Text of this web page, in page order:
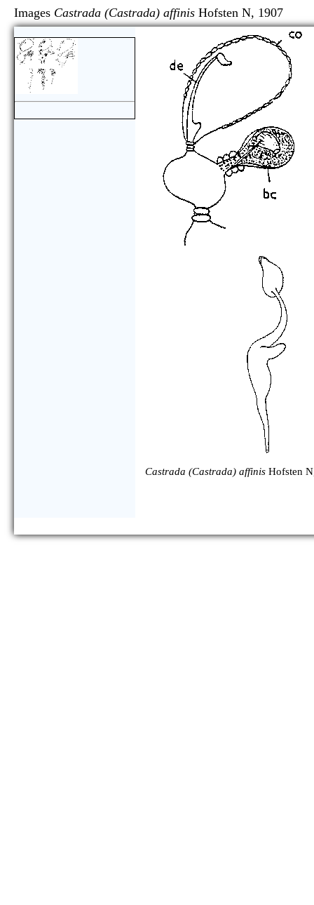
Images Castrada (Castrada) affinis Hofsten N,
Castrada (Castrada) affinis Hofsten